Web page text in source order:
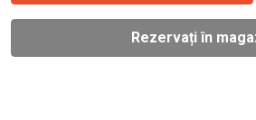
Rezervați în